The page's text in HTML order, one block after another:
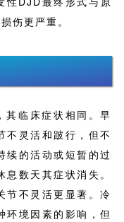
伤更严重。
其临床症状相同。早
不灵活和跛行，但不
续的活动或短暂的过
数天其症状消失。
节不灵活更显著。冷
环境因素的影响，但